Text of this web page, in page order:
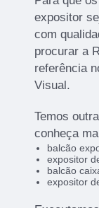
expositor
com
procurar a
referência
Visual.
Temos
conheça
balcão
expositor
balcão
expositor